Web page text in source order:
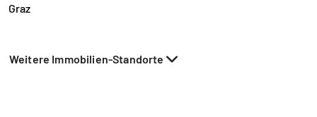
Graz
Weitere Immobilien-Standorte